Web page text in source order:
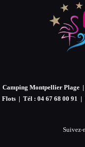
Camping Montpellier Plage
Flots | Tél : 04 67 68 00 91 |
Suivez-